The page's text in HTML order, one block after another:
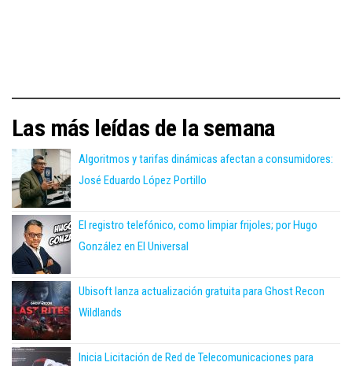
Las más leídas de la semana
Algoritmos y tarifas dinámicas afectan a consumidores:
José Eduardo López Portillo
El registro telefónico, como limpiar frijoles; por Hugo
González en El Universal
Ubisoft lanza actualización gratuita para Ghost Recon
Wildlands
Inicia Licitación de Red de Telecomunicaciones para